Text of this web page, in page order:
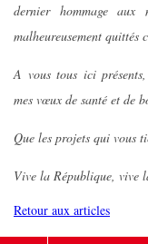
dernier hommage aux
malheureusement quittés
A vous tous ici
mes vœux de santé et de
Que les projets qui vous
Vive la République, vive
Retour aux articles